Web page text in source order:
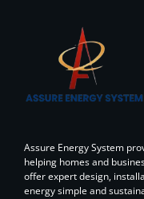
Assure Energy System
helping homes and
offer expert design,
energy simple and